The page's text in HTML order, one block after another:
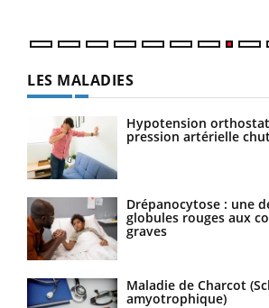
LES MALADIES
Hypotension
pression artérielle
Drépanocytose : une
globules rouges aux
graves
Maladie de Charcot
amyotrophique)